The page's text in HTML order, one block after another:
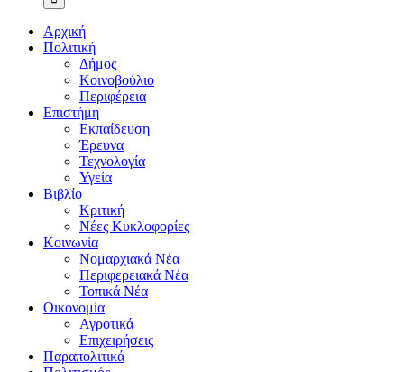
Αρχική
Πολιτική
Δήμος
Κοινοβούλιο
Περιφέρεια
Επιστήμη
Εκπαίδευση
Έρευνα
Τεχνολογία
Υγεία
Βιβλίο
Κριτική
Νέες Κυκλοφορίες
Κοινωνία
Νομαρχιακά Νέα
Περιφερειακά Νέα
Τοπικά Νέα
Οικονομία
Αγροτικά
Επιχειρήσεις
Παραπολιτικά